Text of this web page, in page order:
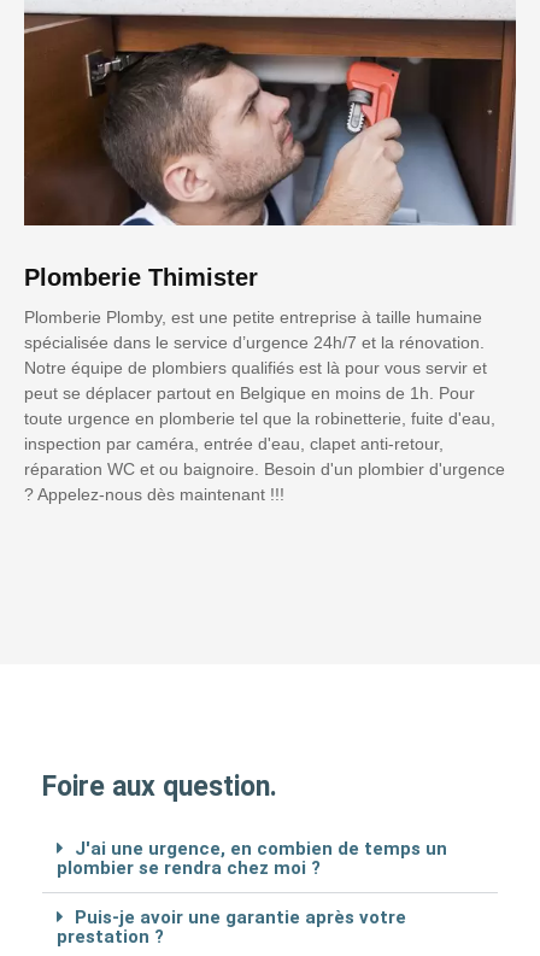
Plomberie Thimister
Plomberie Plomby, est une petite entreprise à taille humaine
spécialisée dans le service d’urgence 24h/7 et la rénovation.
Notre équipe de plombiers qualifiés est là pour vous servir et
peut se déplacer partout en Belgique en moins de 1h. Pour
toute urgence en plomberie tel que la robinetterie, fuite d'eau,
inspection par caméra, entrée d'eau, clapet anti-retour,
réparation WC et ou baignoire. Besoin d'un plombier d'urgence
? Appelez-nous dès maintenant !!!
Foire aux question.
J'ai une urgence, en combien de temps un
plombier se rendra chez moi ?
Puis-je avoir une garantie après votre
prestation ?